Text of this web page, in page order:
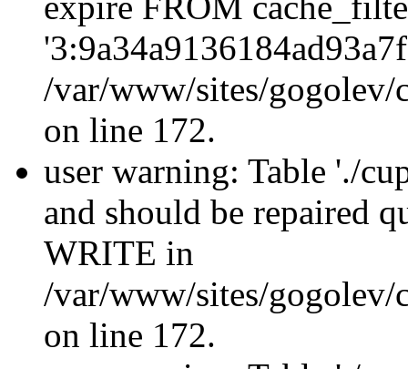
/var/www/sites/gogolev/
on line 172.
user warning: Table './
and should be repaired
WRITE in
/var/www/sites/gogolev/
on line 172.